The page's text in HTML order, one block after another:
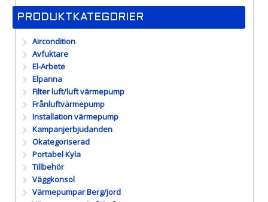
PRODUKTKATEGORIER
Aircondition
Avfuktare
El-Arbete
Elpanna
Filter luft/luft värmepump
Frånluftvärmepump
Installation värmepump
Kampanjerbjudanden
Okategoriserad
Portabel Kyla
Tillbehör
Väggkonsol
Värmepumpar Berg/jord